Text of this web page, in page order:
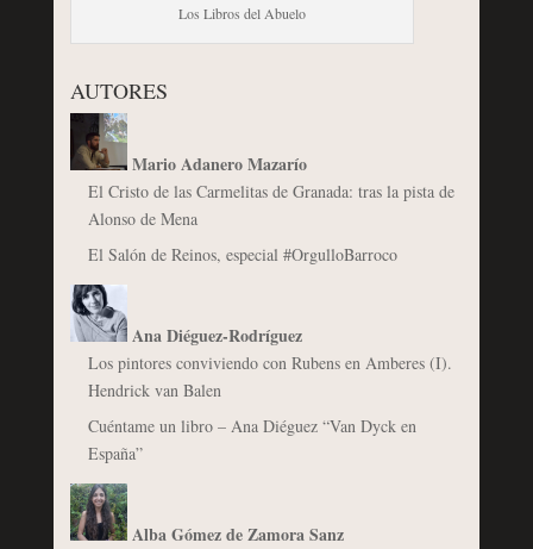
Los Libros del Abuelo
AUTORES
Mario Adanero Mazarío
El Cristo de las Carmelitas de Granada: tras la pista de
Alonso de Mena
El Salón de Reinos, especial #OrgulloBarroco
Ana Diéguez-Rodríguez
Los pintores conviviendo con Rubens en Amberes (I).
Hendrick van Balen
Cuéntame un libro – Ana Diéguez “Van Dyck en
España”
Alba Gómez de Zamora Sanz